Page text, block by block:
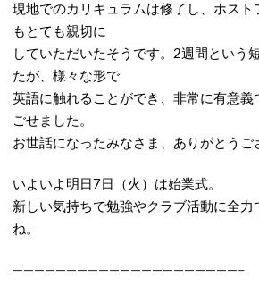
現地でのカリキュラムは修了し、ホスト
もとても親切に
していただいたそうです。2週間という
たが、様々な形で
英語に触れることができ、非常に有意義
ごせました。
お世話になったみなさま、ありがとうご
いよいよ明日7日（火）は始業式。
新しい気持ちで勉強やクラブ活動に全力
ね。
—————————————————————–